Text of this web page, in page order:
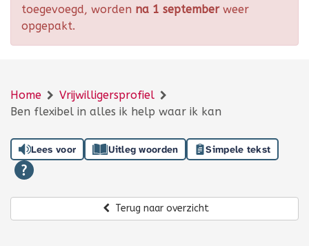
toegevoegd, worden na 1 septemberweer
opgepakt.
Home
Vrijwilligersprofiel
Ben flexibel in alles ik help waar ik kan
Lees voor Uitleg woorden Simpele tekst
Terug naar overzicht